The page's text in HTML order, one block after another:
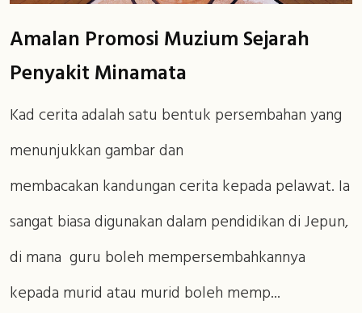
Amalan Promosi Muzium Sejarah
Penyakit Minamata
Kad cerita adalah satu bentuk persembahan yang
menunjukkan gambar dan
membacakan kandungan cerita kepada pelawat. Ia
sangat biasa digunakan dalam pendidikan di Jepun,
di mana guru boleh mempersembahkannya
kepada murid atau murid boleh memp...